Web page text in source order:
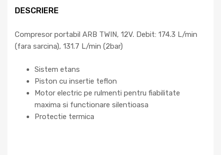
DESCRIERE
Compresor portabil ARB TWIN, 12V. Debit: 174.3 L/min
(fara sarcina), 131.7 L/min (2bar)
Sistem etans
Piston cu insertie teflon
Motor electric pe rulmenti pentru fiabilitate
maxima si functionare silentioasa
Protectie termica